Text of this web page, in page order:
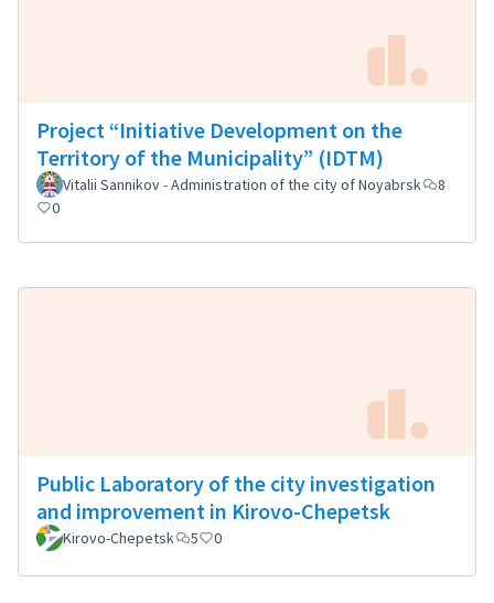
Project “Initiative Development on the
Territory of the Municipality” (IDTM)
Vitalii Sannikov - Administration of the city of Noyabrsk
8
0
Public Laboratory of the city investigation
and improvement in Kirovo-Chepetsk
Kirovo-Chepetsk 5 0